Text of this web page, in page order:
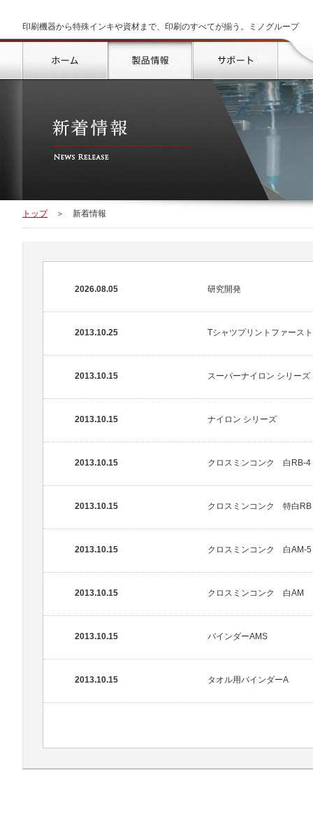
印刷機器から特殊インキや資材まで、印刷のすべてが揃う。ミノグループ
トップ
製品情報 サポート
トップ ＞ 新着情報
2026.08.05 研究開発
2013.10.25 Tシャツプリントファース
2013.10.15 スーパーナイロン シリーズ
2013.10.15 ナイロン シリーズ
2013.10.15 クロスミンコンク 白RB-4
2013.10.15 クロスミンコンク 特白RB
2013.10.15 クロスミンコンク 白AM-5
2013.10.15 クロスミンコンク 白AM
2013.10.15 バインダーAMS
2013.10.15 タオル用バインダーA